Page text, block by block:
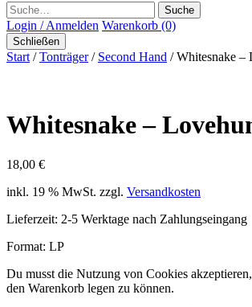
Suche
Login / Anmelden Warenkorb (0)
Schließen
Start /Tonträger/ Second Hand / Whitesnake –
Whitesnake –
18,00 €
inkl. 19 % MwSt. zzgl. Versandkosten
Lieferzeit: 2-5 Werktage nach Zahlungseingang
Format: LP
Du musst die Nutzung von Cookies
den Warenkorb legen zu können.